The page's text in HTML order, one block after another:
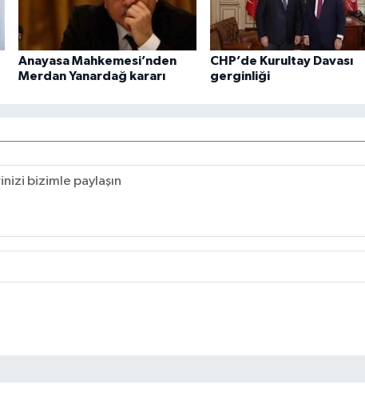
Anayasa Mahkemesi’nden
Merdan Yanardağ kararı
CHP’de Kurultay Davası
gerginliği